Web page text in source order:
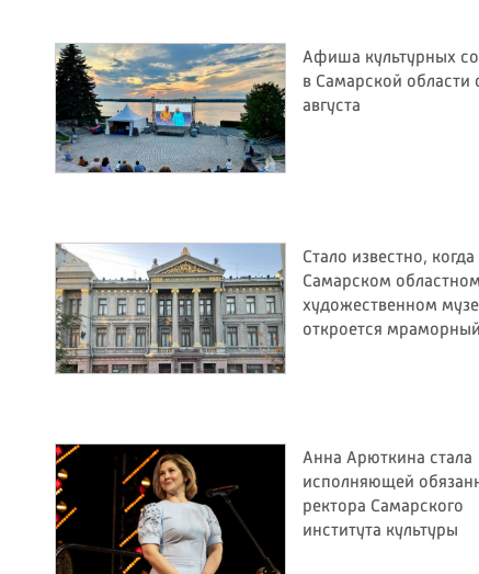
Афиша культурных
в Самарской области
августа
Стало известно, когда
Самарском
художественном
откроется
Анна Арюткина стала
исполняющей
ректора Самарского
института культуры